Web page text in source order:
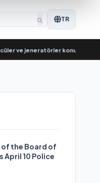
TR
jeneratörler konusunda
the Board of
April 10 Police